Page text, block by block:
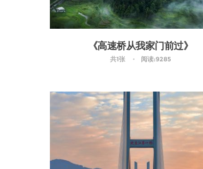
《高速桥从我家门前过》
共1张 阅读:9285